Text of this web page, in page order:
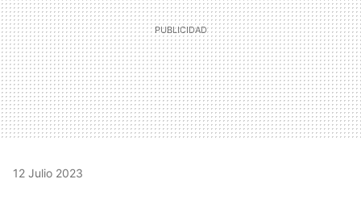
12 Julio 2023